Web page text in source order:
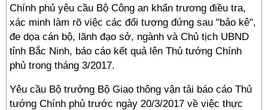
Chính phủ yêu cầu Bộ Công an khẩn trương điều tra,
xác minh làm rõ việc các đối tượng đứng sau "bảo kê",
đe dọa cán bộ, lãnh đạo sở, ngành và Chủ tịch UBND
tỉnh Bắc Ninh, báo cáo kết quả lên Thủ tướng Chính
phủ trong tháng 3/2017.
Yêu cầu Bộ trưởng Bộ Giao thông vận tải báo cáo Thủ
tướng Chính phủ trước ngày 20/3/2017 về việc thực